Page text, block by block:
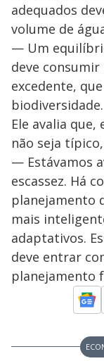
adequados
volume de
— Um
deve consumir
excedente,
Ele avalia
não seja
— Estávamos
escassez. Há
planejamento
mais
adaptativos.
deve entrar
planejamento